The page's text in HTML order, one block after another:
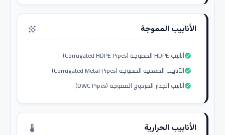
الأنابيب المموجة grain
أنابيب HDPE المموجة (Corrugated HDPE Pipes)check_circle
الأنابيب المعدنية المموجة (Corrugated Metal Pipes)check_circle
أنابيب الجدار المزدوج المموجة (DWC Pipes)check_circle
الأنابيب الحرارية thermostat